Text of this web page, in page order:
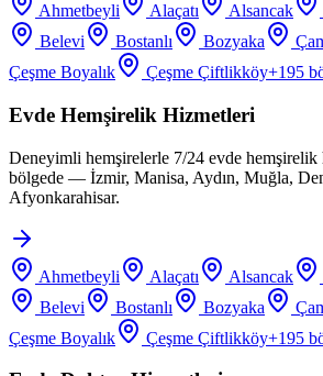
Ahmetbeyli Alaçatı Alsancak
Belevi
Bostanlı Bozyaka
Çeşme Boyalık
Çeşme Çiftlikköy+195
Evde Hemşirelik Hizmetleri
Deneyimli hemşirelerle 7/24 evde
bölgede — İzmir, Manisa, Aydın, Muğla,
Afyonkarahisar.
Ahmetbeyli Alaçatı Alsancak
Belevi
Bostanlı Bozyaka
Çeşme Boyalık
Çeşme Çiftlikköy+195